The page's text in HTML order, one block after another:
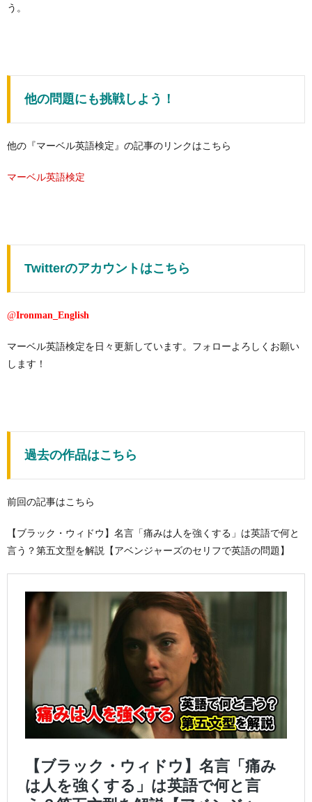
う。
他の問題にも挑戦しよう！
他の『マーベル英語検定』の記事のリンクはこちら
マーベル英語検定
Twitterのアカウントはこちら
@Ironman_English
マーベル英語検定を日々更新しています。フォローよろしくお願い
します！
過去の作品はこちら
前回の記事はこちら
【ブラック・ウィドウ】名言「痛みは人を強くする」は英語で何と
言う？第五文型を解説【アベンジャーズのセリフで英語の問題】